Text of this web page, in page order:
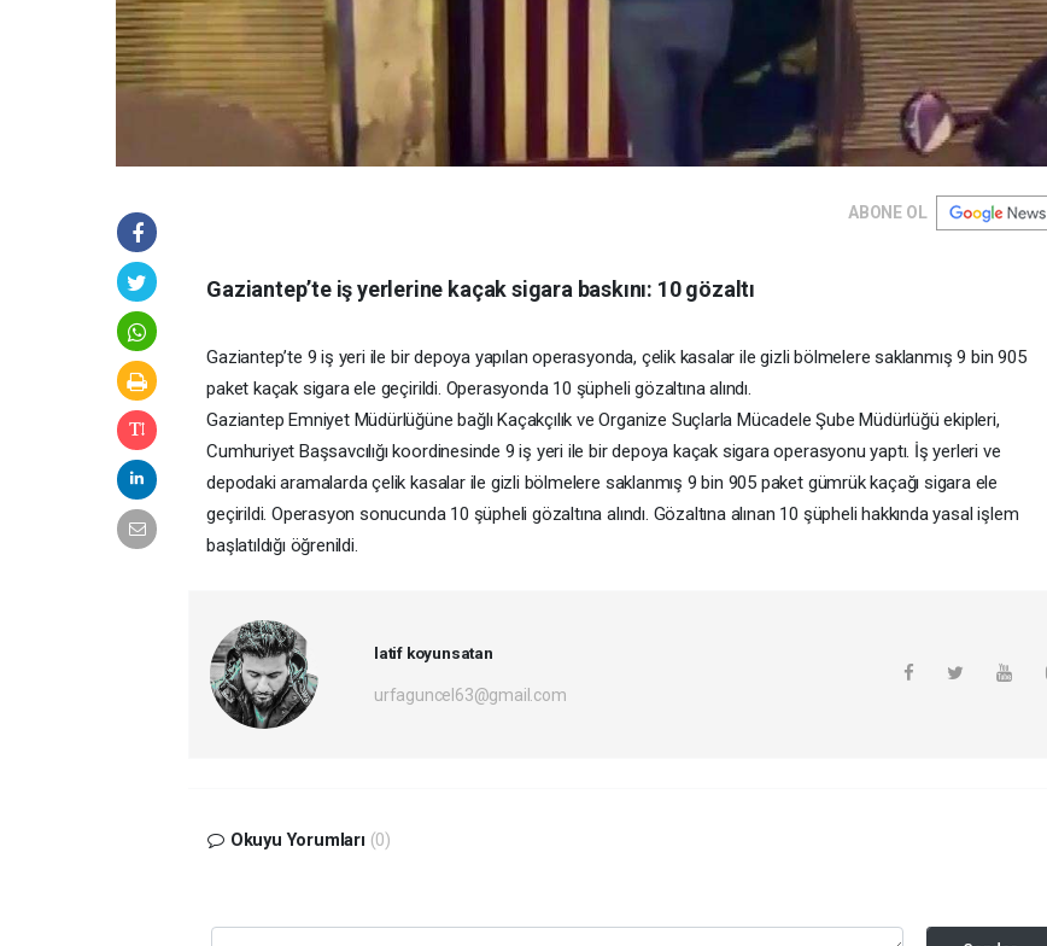
ABONE OL
Gaziantep’te iş yerlerine kaçak sigara baskını: 10 gözaltı
Gaziantep’te 9 iş yeri ile bir depoya yapılan operasyonda, çelik kasalar ile gizli bölmelere saklanmış 9 bin 905
paket kaçak sigara ele geçirildi. Operasyonda 10 şüpheli gözaltına alındı.
Gaziantep Emniyet Müdürlüğüne bağlı Kaçakçılık ve Organize Suçlarla Mücadele Şube Müdürlüğü ekipleri,
Cumhuriyet Başsavcılığı koordinesinde 9 iş yeri ile bir depoya kaçak sigara operasyonu yaptı. İş yerleri ve
depodaki aramalarda çelik kasalar ile gizli bölmelere saklanmış 9 bin 905 paket gümrük kaçağı sigara ele
geçirildi. Operasyon sonucunda 10 şüpheli gözaltına alındı. Gözaltına alınan 10 şüpheli hakkında yasal işlem
başlatıldığı öğrenildi.
latif koyunsatan
urfaguncel63@gmail.com
Okuyu Yorumları (0)